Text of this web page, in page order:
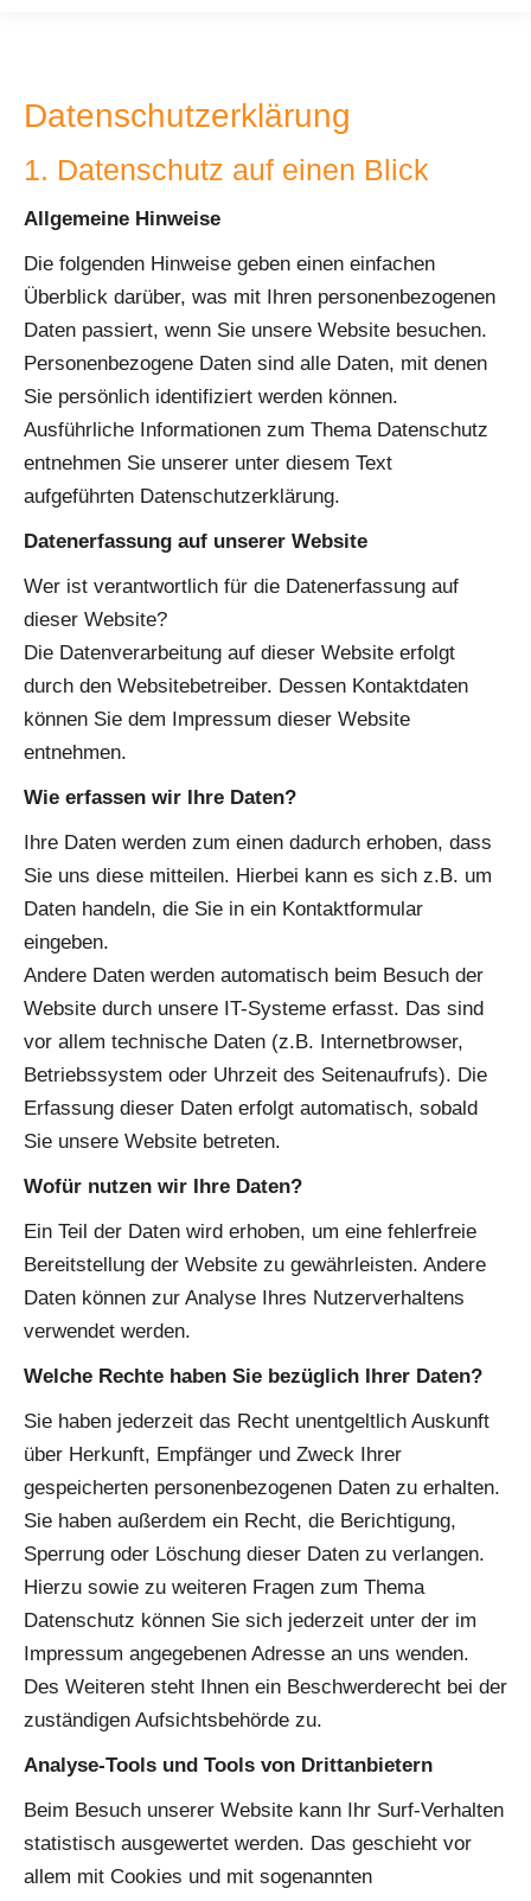
Datenschutzerklärung
1. Datenschutz auf einen Blick
Allgemeine Hinweise
Die folgenden Hinweise geben einen einfachen
Überblick darüber, was mit Ihren personenbezogenen
Daten passiert, wenn Sie unsere Website besuchen.
Personenbezogene Daten sind alle Daten, mit denen
Sie persönlich identifiziert werden können.
Ausführliche Informationen zum Thema Datenschutz
entnehmen Sie unserer unter diesem Text
aufgeführten Datenschutzerklärung.
Datenerfassung auf unserer Website
Wer ist verantwortlich für die Datenerfassung auf
dieser Website?
Die Datenverarbeitung auf dieser Website erfolgt
durch den Websitebetreiber. Dessen Kontaktdaten
können Sie dem Impressum dieser Website
entnehmen.
Wie erfassen wir Ihre Daten?
Ihre Daten werden zum einen dadurch erhoben, dass
Sie uns diese mitteilen. Hierbei kann es sich z.B. um
Daten handeln, die Sie in ein Kontaktformular
eingeben.
Andere Daten werden automatisch beim Besuch der
Website durch unsere IT-Systeme erfasst. Das sind
vor allem technische Daten (z.B. Internetbrowser,
Betriebssystem oder Uhrzeit des Seitenaufrufs). Die
Erfassung dieser Daten erfolgt automatisch, sobald
Sie unsere Website betreten.
Wofür nutzen wir Ihre Daten?
Ein Teil der Daten wird erhoben, um eine fehlerfreie
Bereitstellung der Website zu gewährleisten. Andere
Daten können zur Analyse Ihres Nutzerverhaltens
verwendet werden.
Welche Rechte haben Sie bezüglich Ihrer Daten?
Sie haben jederzeit das Recht unentgeltlich Auskunft
über Herkunft, Empfänger und Zweck Ihrer
gespeicherten personenbezogenen Daten zu erhalten.
Sie haben außerdem ein Recht, die Berichtigung,
Sperrung oder Löschung dieser Daten zu verlangen.
Hierzu sowie zu weiteren Fragen zum Thema
Datenschutz können Sie sich jederzeit unter der im
Impressum angegebenen Adresse an uns wenden.
Des Weiteren steht Ihnen ein Beschwerderecht bei der
zuständigen Aufsichtsbehörde zu.
Analyse-Tools und Tools von Drittanbietern
Beim Besuch unserer Website kann Ihr Surf-Verhalten
statistisch ausgewertet werden. Das geschieht vor
allem mit Cookies und mit sogenannten